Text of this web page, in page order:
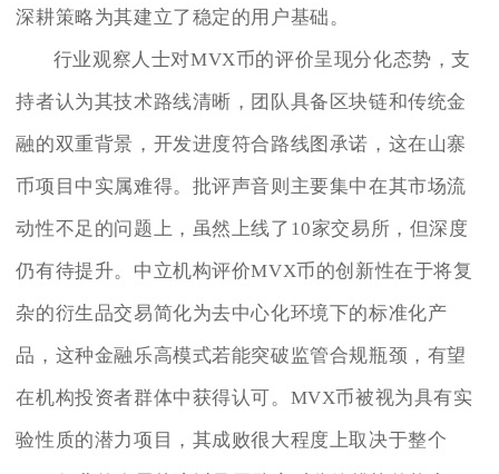
深耕策略为其建立了稳定的用户基础。
行业观察人士对MVX币的评价呈现分化态势，支
持者认为其技术路线清晰，团队具备区块链和传统金
融的双重背景，开发进度符合路线图承诺，这在山寨
币项目中实属难得。批评声音则主要集中在其市场流
动性不足的问题上，虽然上线了10家交易所，但深度
仍有待提升。中立机构评价MVX币的创新性在于将复
杂的衍生品交易简化为去中心化环境下的标准化产
品，这种金融乐高模式若能突破监管合规瓶颈，有望
在机构投资者群体中获得认可。MVX币被视为具有实
验性质的潜力项目，其成败很大程度上取决于整个